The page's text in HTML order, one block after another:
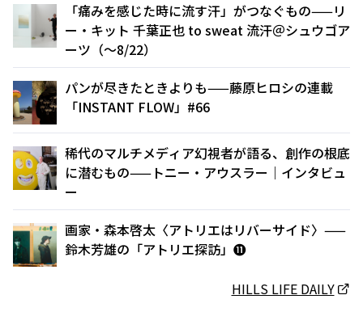
「痛みを感じた時に流す汗」がつなぐもの——リ
ー・キット 千葉正也 to sweat 流汗＠シュウゴア
ーツ（〜8/22）
パンが尽きたときよりも——藤原ヒロシの連載
「INSTANT FLOW」#66
稀代のマルチメディア幻視者が語る、創作の根底
に潜むもの——トニー・アウスラー｜インタビュ
ー
画家・森本啓太〈アトリエはリバーサイド〉——
鈴木芳雄の「アトリエ探訪」⓫
HILLS LIFE DAILY